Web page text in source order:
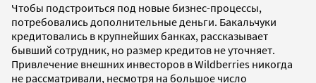
Чтобы подстроиться под новые бизнес-процессы,
потребовались дополнительные деньги. Бакальчуки
кредитовались в крупнейших банках, рассказывает
бывший сотрудник, но размер кредитов не уточняет.
Привлечение внешних инвесторов в Wildberries никогда
не рассматривали, несмотря на большое число